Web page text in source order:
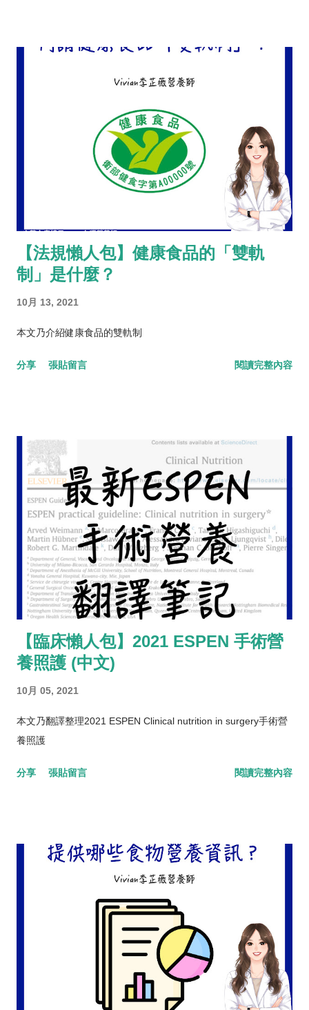
【法規懶人包】健康食品的「雙軌
制」是什麼？
10月 13, 2021
本文乃介紹健康食品的雙軌制
分享 張貼留言 閱讀完整內容
【臨床懶人包】2021 ESPEN 手術營
養照護 (中文)
10月 05, 2021
本文乃翻譯整理2021 ESPEN Clinical nutrition in surgery手術營
養照護
分享 張貼留言 閱讀完整內容